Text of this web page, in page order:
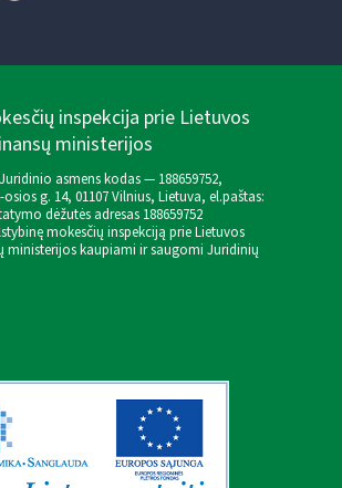
inspekcija prie Lietuvos
ministerijos
asmens kodas — 188659752,
osios g. 14, 01107 Vilnius, Lietuva, el.paštas:
dėžutės adresas 188659752
mokesčių inspekciją prie Lietuvos
ministerijos kaupiami ir saugomi Juridinių